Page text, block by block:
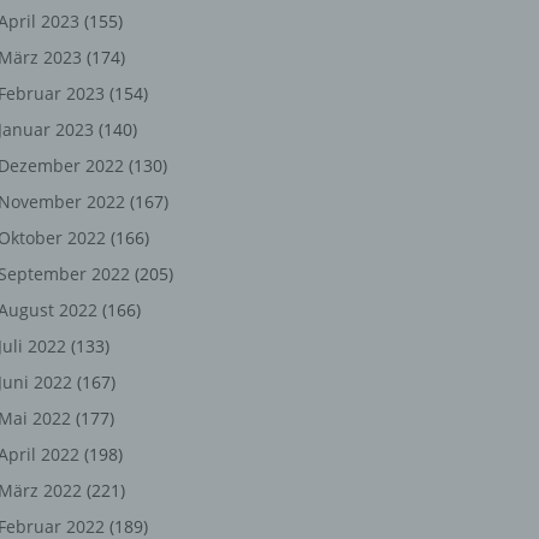
2023 (155)
März 2023 (174)
Februar 2023 (154)
Januar 2023 (140)
Dezember 2022 (130)
November 2022 (167)
Oktober 2022 (166)
September 2022 (205)
2022 (166)
Juli 2022 (133)
Juni 2022 (167)
Mai 2022 (177)
2022 (198)
März 2022 (221)
Februar 2022 (189)
oder